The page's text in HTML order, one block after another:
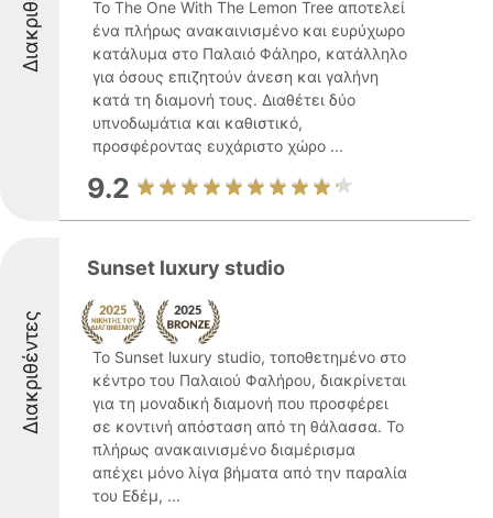
Το The One With The Lemon Tree αποτελεί
ένα πλήρως ανακαινισμένο και ευρύχωρο
κατάλυμα στο Παλαιό Φάληρο, κατάλληλο
για όσους επιζητούν άνεση και γαλήνη
κατά τη διαμονή τους. Διαθέτει δύο
υπνοδωμάτια και καθιστικό,
προσφέροντας ευχάριστο χώρο ...
9.2
Διακριθέντες
Sunset luxury studio
Το Sunset luxury studio, τοποθετημένο στο
κέντρο του Παλαιού Φαλήρου, διακρίνεται
για τη μοναδική διαμονή που προσφέρει
σε κοντινή απόσταση από τη θάλασσα. Το
πλήρως ανακαινισμένο διαμέρισμα
απέχει μόνο λίγα βήματα από την παραλία
του Εδέμ, ...